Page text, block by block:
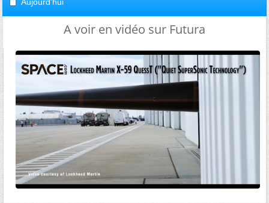
A voir en vidéo sur Futura